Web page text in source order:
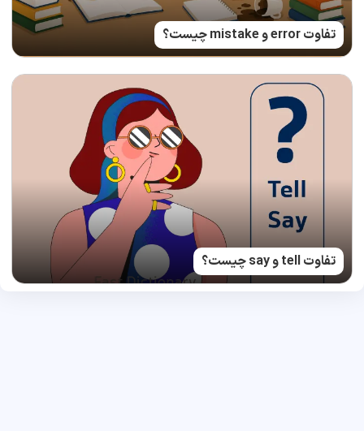
تفاوت error و mistake چیست؟
تفاوت tell و say چیست؟